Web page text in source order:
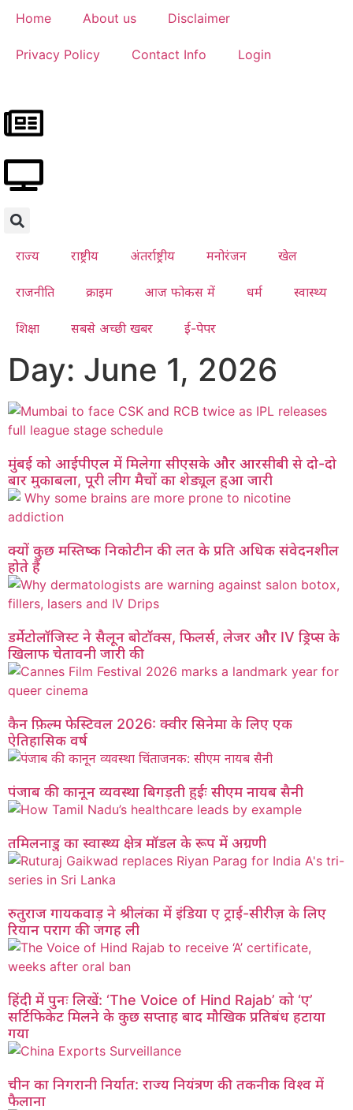
Home About us Disclaimer
Privacy Policy Contact Info Login
राज्य राष्ट्रीय अंतर्राष्ट्रीय मनोरंजन खेल
राजनीति क्राइम आज फोकस में धर्म स्वास्थ्य
शिक्षा सबसे अच्छी खबर ई-पेपर
Day: June 1, 2026
मुंबई को आईपीएल में मिलेगा सीएसके और आरसीबी से दो-दो
बार मुकाबला, पूरी लीग मैचों का शेड्यूल हुआ जारी
क्यों कुछ मस्तिष्क निकोटीन की लत के प्रति अधिक संवेदनशील
होते हैं
डर्मेटोलॉजिस्ट ने सैलून बोटॉक्स, फिलर्स, लेजर और IV ड्रिप्स के
खिलाफ चेतावनी जारी की
कैन फ़िल्म फेस्टिवल 2026: क्वीर सिनेमा के लिए एक
ऐतिहासिक वर्ष
पंजाब की कानून व्यवस्था बिगड़ती हुईः सीएम नायब सैनी
तमिलनाडु का स्वास्थ्य क्षेत्र मॉडल के रूप में अग्रणी
रुतुराज गायकवाड़ ने श्रीलंका में इंडिया ए ट्राई-सीरीज़ के लिए
रियान पराग की जगह ली
हिंदी में पुनः लिखें: ‘The Voice of Hind Rajab’ को ‘ए’
सर्टिफिकेट मिलने के कुछ सप्ताह बाद मौखिक प्रतिबंध हटाया
गया
चीन का निगरानी निर्यात: राज्य नियंत्रण की तकनीक विश्व में
फैलाना